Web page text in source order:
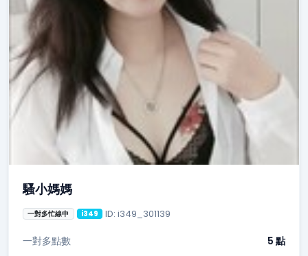
騷小媽媽
一對多忙線中 i349 ID: i349_301139
一對多點數 5 點